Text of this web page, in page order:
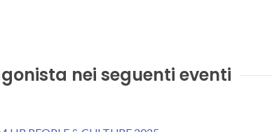
nei seguenti eventi